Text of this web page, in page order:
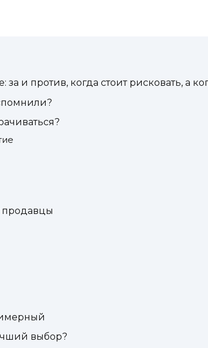
и против, когда стоит рисковать, а
продавцы
выбор?